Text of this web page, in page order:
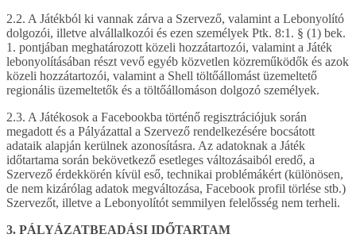
2.2. A Játékból ki vannak zárva a Szervező, valamint a Lebonyolító
dolgozói, illetve alvállalkozói és ezen személyek Ptk. 8:1. § (1) bek.
1. pontjában meghatározott közeli hozzátartozói, valamint a Játék
lebonyolításában részt vevő egyéb közvetlen közreműködők és azok
közeli hozzátartozói, valamint a Shell töltőállomást üzemeltető
regionális üzemeltetők és a töltőállomáson dolgozó személyek.
2.3. A Játékosok a Facebookba történő regisztrációjuk során
megadott és a Pályázattal a Szervező rendelkezésére bocsátott
adataik alapján kerülnek azonosításra. Az adatoknak a Játék
időtartama során bekövetkező esetleges változásaiból eredő, a
Szervező érdekkörén kívül eső, technikai problémákért (különösen,
de nem kizárólag adatok megváltozása, Facebook profil törlése stb.)
Szervezőt, illetve a Lebonyolítót semmilyen felelősség nem terheli.
3. PÁLYÁZATBEADÁSI IDŐTARTAM